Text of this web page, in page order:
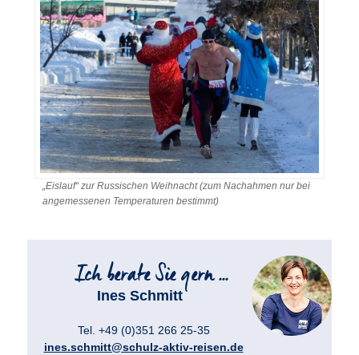
„Eislauf“ zur Russischen Weihnacht (zum Nachahmen nur bei
angemessenen Temperaturen bestimmt)
Ines Schmitt
Tel. +49 (0)351 266 25-35
ines.schmitt@schulz-aktiv-reisen.de